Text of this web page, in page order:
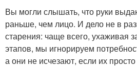
Вы могли слышать, что руки
раньше, чем лицо. И дело не в
старения: чаще всего, ухаживая
этапов, мы игнорируем
а они не исчезают, если их